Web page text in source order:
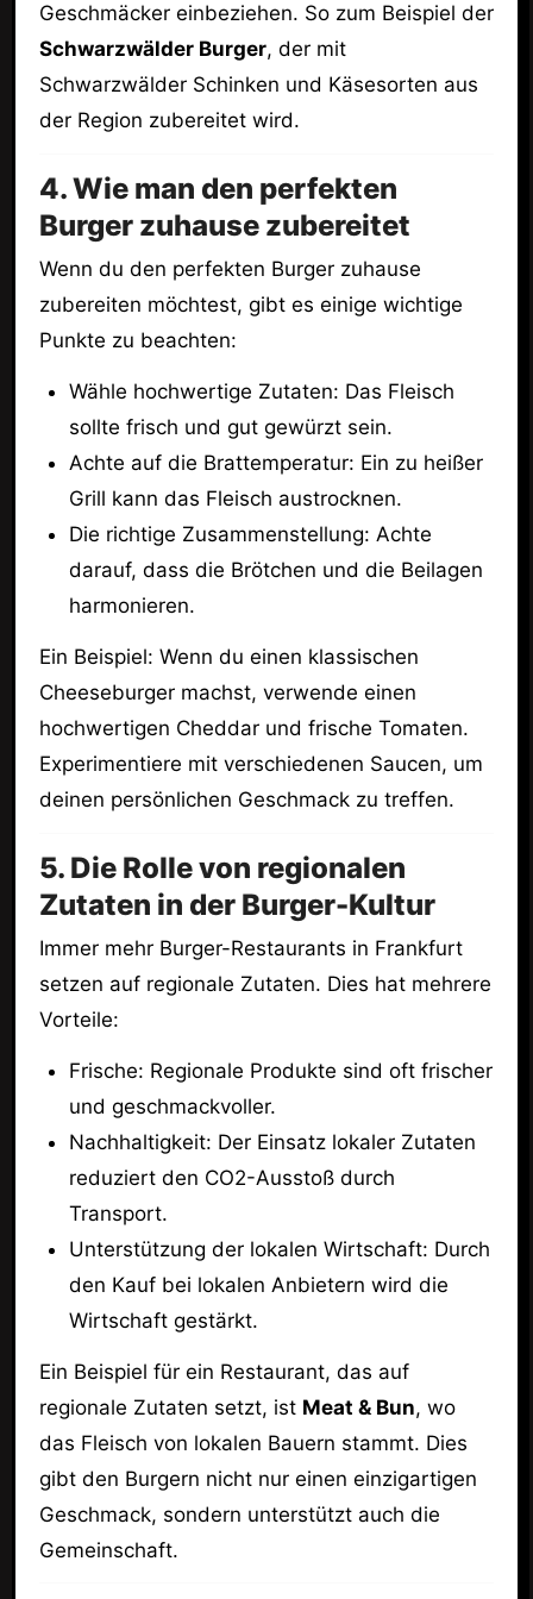
Geschmäcker einbeziehen. So zum Beispiel der
Schwarzwälder Burger, der mit
Schwarzwälder Schinken und Käsesorten aus
der Region zubereitet wird.
4. Wie man den perfekten
Burger zuhause zubereitet
Wenn du den perfekten Burger zuhause
zubereiten möchtest, gibt es einige wichtige
Punkte zu beachten:
Wähle hochwertige Zutaten: Das Fleisch
sollte frisch und gut gewürzt sein.
Achte auf die Brattemperatur: Ein zu heißer
Grill kann das Fleisch austrocknen.
Die richtige Zusammenstellung: Achte
darauf, dass die Brötchen und die Beilagen
harmonieren.
Ein Beispiel: Wenn du einen klassischen
Cheeseburger machst, verwende einen
hochwertigen Cheddar und frische Tomaten.
Experimentiere mit verschiedenen Saucen, um
deinen persönlichen Geschmack zu treffen.
5. Die Rolle von regionalen
Zutaten in der Burger-Kultur
Immer mehr Burger-Restaurants in Frankfurt
setzen auf regionale Zutaten. Dies hat mehrere
Vorteile:
Frische: Regionale Produkte sind oft frischer
und geschmackvoller.
Nachhaltigkeit: Der Einsatz lokaler Zutaten
reduziert den CO2-Ausstoß durch
Transport.
Unterstützung der lokalen Wirtschaft: Durch
den Kauf bei lokalen Anbietern wird die
Wirtschaft gestärkt.
Ein Beispiel für ein Restaurant, das auf
regionale Zutaten setzt, ist Meat & Bun, wo
das Fleisch von lokalen Bauern stammt. Dies
gibt den Burgern nicht nur einen einzigartigen
Geschmack, sondern unterstützt auch die
Gemeinschaft.